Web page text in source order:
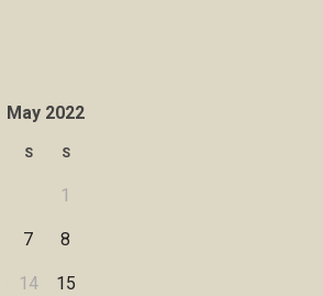
May 2022
S S
1
7 8
14 15